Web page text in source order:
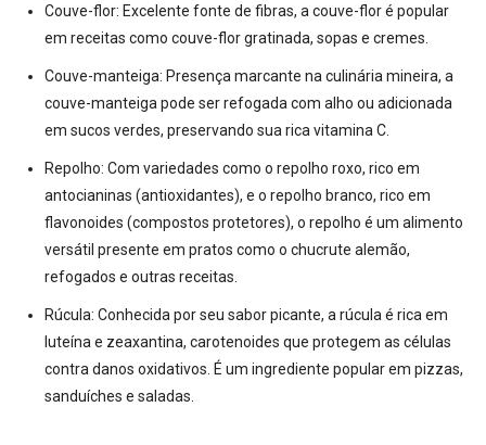
Couve-flor: Excelente fonte de fibras, a couve-flor é popular
em receitas como couve-flor gratinada, sopas e cremes
Couve-manteiga: Presença marcante na culinária mineira, a
couve-manteiga pode ser refogada com alho ou adicionada
em sucos verdes, preservando sua rica vitamina C
Repolho: Com variedades como o repolho roxo, rico em
antocianinas (antioxidantes), e o repolho branco, rico em
flavonoides (compostos protetores), o repolho é um alimento
versátil presente em pratos como o chucrute alemão,
refogados e outras receitas
Rúcula: Conhecida por seu sabor picante, a rúcula é rica em
luteína e zeaxantina, carotenoides que protegem as células
contra danos oxidativos. É um ingrediente popular em pizzas,
sanduíches e saladas